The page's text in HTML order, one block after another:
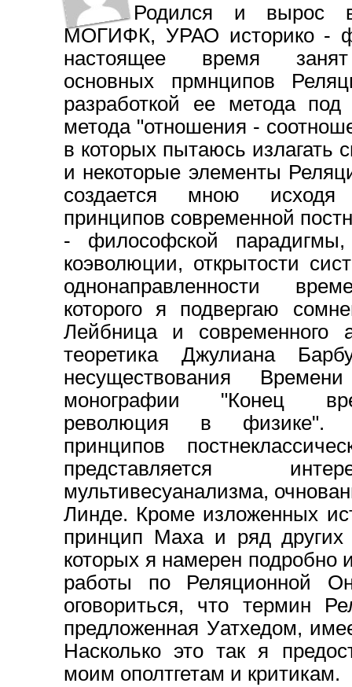
Родился и вырос
МОГИФК, УРАО историко -
настоящее время
основных прмнципов
разработкой ее метода
метода "отношения -
в которых пытаюсь излагать
и некоторые элементы
создается мною исходя
принципов современной
- философской
коэволюции, открытости
однонаправленности
которого я подвергаю
Лейбница и современного
теоретика Джулиана
несуществования
монографии "Конец
революция в физике".
принципов
представляется
мультивесуанализма,
Линде. Кроме изложенных
принцип Маха и ряд других
которых я намерен подробно
работы по Реляционной
оговориться, что термин
предложенная Уатхедом,
Насколько это так я
моим ополтгетам и критикам.